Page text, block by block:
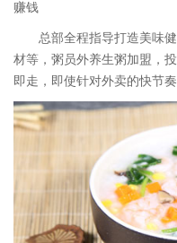
赚钱
总部全程指导打造美味健
材等，粥员外养生粥加盟，
即走，即使针对外卖的快节